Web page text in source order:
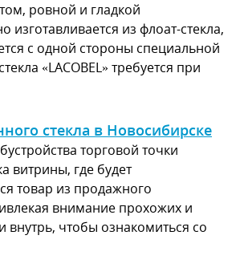
ровной и гладкой
изготавливается из флоат-стекла,
с одной стороны специальной
«LACOBEL» требуется при
стекла в Новосибирске
торговой точки
витрины, где будет
товар из продажного
внимание прохожих и
внутрь, чтобы ознакомиться со